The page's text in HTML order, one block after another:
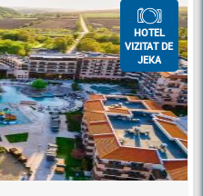
HOTEL
VIZITAT DE
JEKA